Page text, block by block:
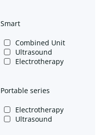
Smart
Combined Unit
Ultrasound
Electrotherapy
Portable series
Electrotherapy
Ultrasound